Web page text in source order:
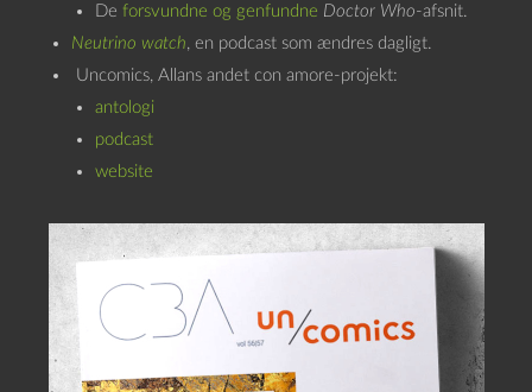
De forsvundne og genfundne Doctor Who-afsnit.
Neutrino watch, en podcast som ændres dagligt.
Uncomics, Allans andet con amore-projekt:
antologi
podcast
website